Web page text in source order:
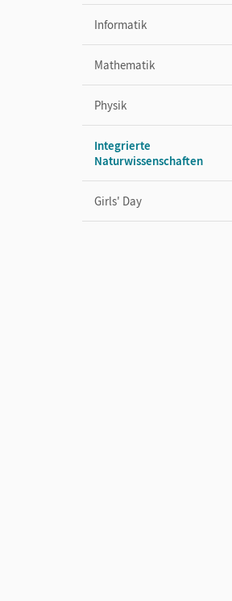
Informatik
Mathematik
Physik
Integrierte
Naturwissenschaften
Girls' Day